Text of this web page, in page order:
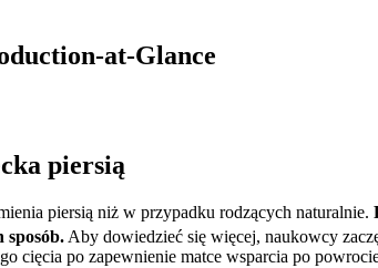
at-Glance
piersią
piersią niż w przypadku rodzących naturalnie.
sposób. Aby dowiedzieć się więcej, naukowcy
cięcia po zapewnienie matce wsparcia po